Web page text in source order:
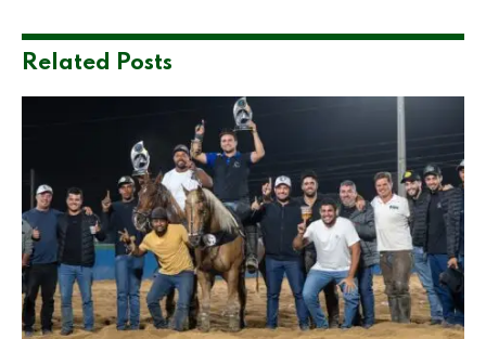
Related Posts